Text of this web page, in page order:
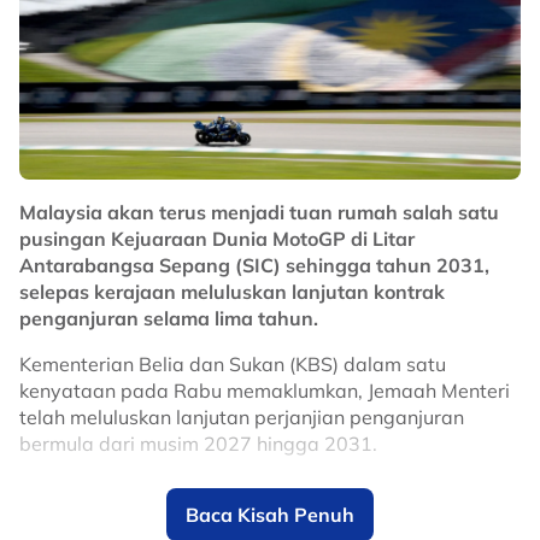
sentuhan pemain kelahiran Venezuela itu mampu
membantu Selangor kembali mencabar kejuaraan
domestik, selain memperkukuhkan cabaran kelab di
pentas Asia pada musim baharu.
No node context available.
Related Topics
#Selangor #bola sepak
Malaysia akan terus menjadi tuan rumah salah satu
pusingan Kejuaraan Dunia MotoGP di Litar
Antarabangsa Sepang (SIC) sehingga tahun 2031,
selepas kerajaan meluluskan lanjutan kontrak
penganjuran selama lima tahun.
Kementerian Belia dan Sukan (KBS) dalam satu
kenyataan pada Rabu memaklumkan, Jemaah Menteri
telah meluluskan lanjutan perjanjian penganjuran
bermula dari musim 2027 hingga 2031.
Keputusan itu memastikan Malaysia terus kekal dalam
kalendar MotoGP, sekali gus mengukuhkan kedudukan
Baca Kisah Penuh